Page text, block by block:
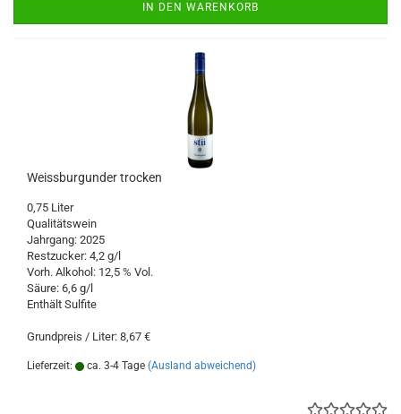
IN DEN WARENKORB
Weissburgunder trocken
0,75 Liter
Qualitätswein
Jahrgang: 2025
Restzucker: 4,2 g/l
Vorh. Alkohol: 12,5 % Vol.
Säure: 6,6 g/l
Enthält Sulfite
Grundpreis / Liter: 8,67 €
Lieferzeit: ca. 3-4 Tage (Ausland abweichend)